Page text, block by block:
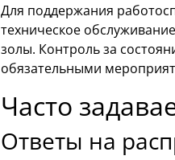
Для поддержания
техническое
золы. Контроль за
обязательными
Часто
Ответы на